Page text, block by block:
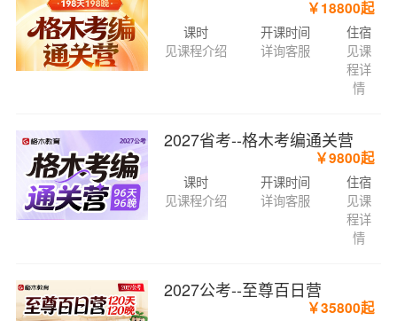
￥18800起
课时
见课程介绍
开课时间
详询客服
住宿
见课
程详
情
2027省考--格木考编通关营
￥9800起
课时
见课程介绍
开课时间
详询客服
住宿
见课
程详
情
2027公考--至尊百日营
￥35800起